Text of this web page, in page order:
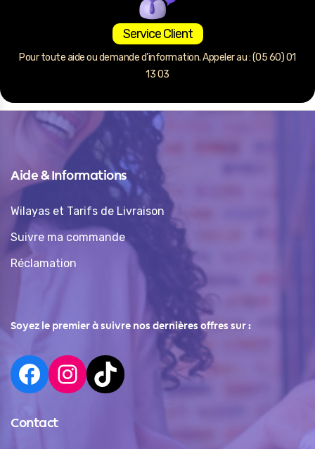
Service Client
Pour toute aide ou demande d’information. Appeler au : (05 60) 01
13 03
Aide & Informations
Wilayas et Tarifs de Livraison
Suivre ma commande
Réclamation
Soyez le premier à suivre nos dernières offres sur :
Contact